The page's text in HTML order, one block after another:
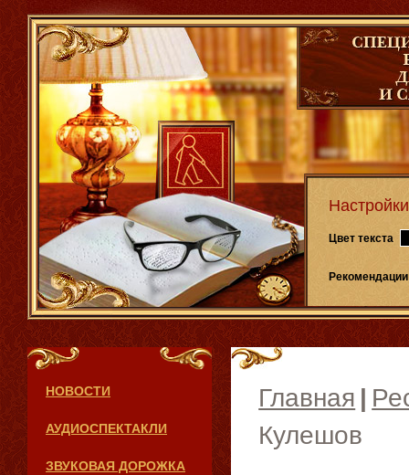
НОВОСТИ
АУДИОСПЕКТАКЛИ
ЗВУКОВАЯ ДОРОЖКА
Главная |
Кулешов
Цвет текста